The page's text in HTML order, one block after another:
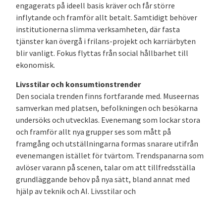
engagerats på ideell basis kräver och får större
inflytande och framför allt betalt. Samtidigt behöver
institutionerna slimma verksamheten, där fasta
tjänster kan övergå i frilans-projekt och karriärbyten
blir vanligt. Fokus flyttas från social hållbarhet till
ekonomisk.
Livsstilar och konsumtionstrender
Den sociala trenden finns fortfarande med. Museernas
samverkan med platsen, befolkningen och besökarna
undersöks och utvecklas. Evenemang som lockar stora
och framför allt nya grupper ses som mått på
framgång och utställningarna formas snarare utifrån
evenemangen istället för tvärtom. Trendspanarna som
avlöser varann på scenen, talar om att tillfredsställa
grundläggande behov på nya sätt, bland annat med
hjälp av teknik och AI. Livsstilar och